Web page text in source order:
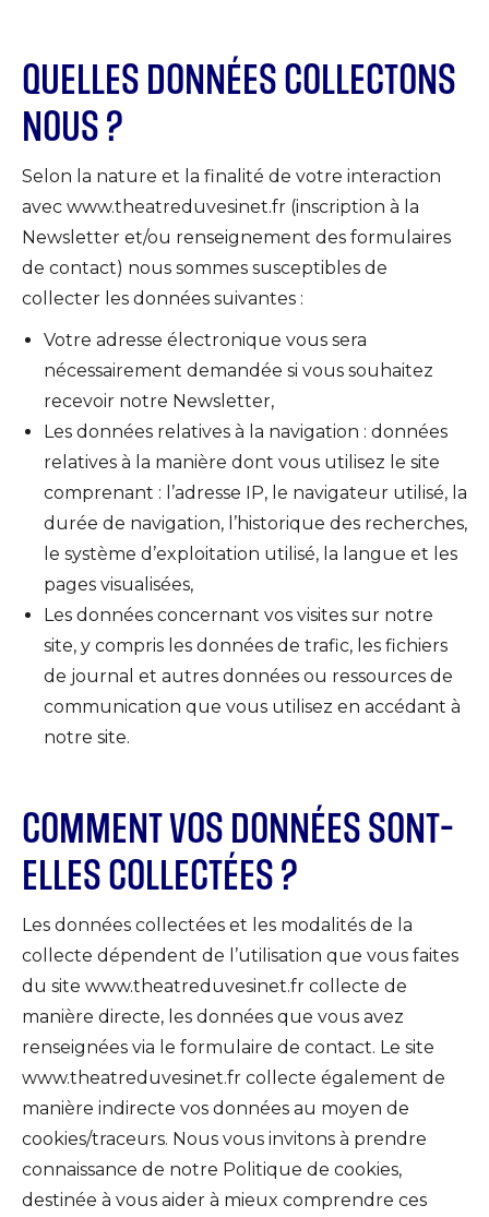
QUELLES DONNÉES COLLECTONS
NOUS ?
Selon la nature et la finalité de votre interaction
avec www.theatreduvesinet.fr (inscription à la
Newsletter et/ou renseignement des formulaires
de contact) nous sommes susceptibles de
collecter les données suivantes :
Votre adresse électronique vous sera
nécessairement demandée si vous souhaitez
recevoir notre Newsletter,
Les données relatives à la navigation : données
relatives à la manière dont vous utilisez le site
comprenant : l’adresse IP, le navigateur utilisé, la
durée de navigation, l’historique des recherches,
le système d’exploitation utilisé, la langue et les
pages visualisées,
Les données concernant vos visites sur notre
site, y compris les données de trafic, les fichiers
de journal et autres données ou ressources de
communication que vous utilisez en accédant à
notre site.
COMMENT VOS DONNÉES SONT-
ELLES COLLECTÉES ?
Les données collectées et les modalités de la
collecte dépendent de l’utilisation que vous faites
du site www.theatreduvesinet.fr collecte de
manière directe, les données que vous avez
renseignées via le formulaire de contact. Le site
www.theatreduvesinet.fr collecte également de
manière indirecte vos données au moyen de
cookies/traceurs. Nous vous invitons à prendre
connaissance de notre Politique de cookies,
destinée à vous aider à mieux comprendre ces